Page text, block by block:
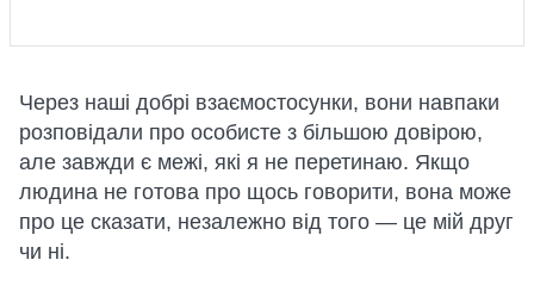
Через наші добрі взаємостосунки, вони навпаки
розповідали про особисте з більшою довірою,
але завжди є межі, які я не перетинаю. Якщо
людина не готова про щось говорити, вона може
про це сказати, незалежно від того — це мій друг
чи ні.